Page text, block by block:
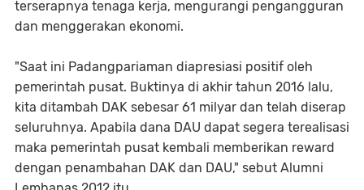
terserapnya tenaga kerja, mengurangi pengangguran
dan menggerakan ekonomi.
"Saat ini Padangpariaman diapresiasi positif oleh
pemerintah pusat. Buktinya di akhir tahun 2016 lalu,
kita ditambah DAK sebesar 61 milyar dan telah diserap
seluruhnya. Apabila dana DAU dapat segera terealisasi
maka pemerintah pusat kembali memberikan reward
dengan penambahan DAK dan DAU," sebut Alumni